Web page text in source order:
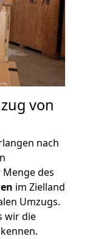
von
nach
des
im Zielland
Umzugs.
wir die